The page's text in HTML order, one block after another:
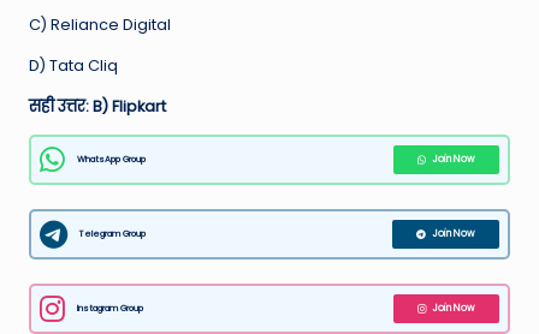
C) Reliance Digital
D) Tata Cliq
सही उत्तर: B) Flipkart
WhatsApp Group Join Now
Telegram Group Join Now
Instagram Group Join Now